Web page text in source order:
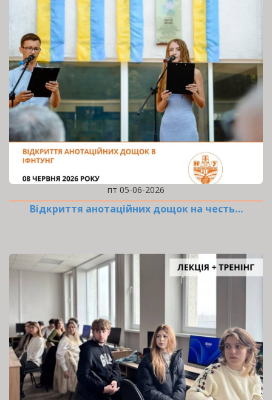
пт 05-06-2026
Відкриття анотаційних дощок на честь…